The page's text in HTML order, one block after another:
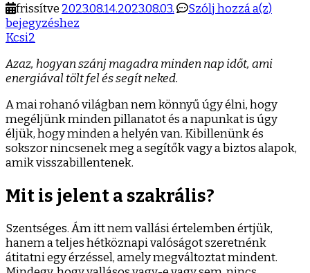
frissítve 2023.08.14.2023.08.03. Szólj hozzá a(z)
bejegyzéshez
Kcsi2
Azaz, hogyan szánj magadra minden nap időt, ami
energiával tölt fel és segít neked.
A mai rohanó világban nem könnyű úgy élni, hogy
megéljünk minden pillanatot és a napunkat is úgy
éljük, hogy minden a helyén van. Kibillenünk és
sokszor nincsenek meg a segítők vagy a biztos alapok,
amik visszabillentenek.
Mit is jelent a szakrális?
Szentséges. Ám itt nem vallási értelemben értjük,
hanem a teljes hétköznapi valóságot szeretnénk
átitatni egy érzéssel, amely megváltoztat mindent.